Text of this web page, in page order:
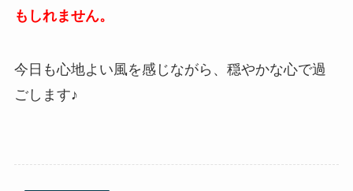
もしれません。
今日も心地よい風を感じながら、穏やかな心で過
ごします♪